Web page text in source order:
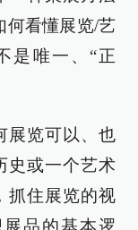
何看懂展览/艺
是唯一、“正
展览可以、也
史或一个艺术
抓住展览的视
品的基本逻